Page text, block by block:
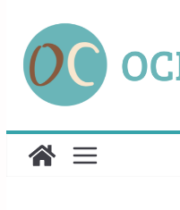
contenido